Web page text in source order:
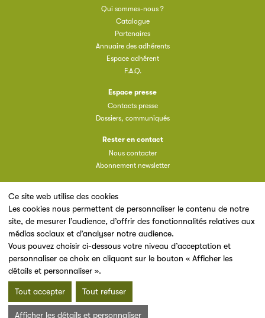
Ce site web utilise des cookies
Les cookies nous permettent de personnaliser le contenu de notre
site, de mesurer l’audience, d’offrir des fonctionnalités relatives aux
médias sociaux et d’analyser notre audience.
Vous pouvez choisir ci-dessous votre niveau d’acceptation et
personnaliser ce choix en cliquant sur le bouton « Afficher les
détails et personnaliser ».
Tout accepter Tout refuser
Afficher les détails et personnaliser
Qui sommes-nous ?
Catalogue
Partenaires
Annuaire des adhérents
Espace adhérent
F.A.Q.
Espace presse
Contacts presse
Dossiers, communiqués
Rester en contact
Nous contacter
Abonnement newsletter
Un site du
Mentions légales & Conditions d’utilisation
Charte cookies